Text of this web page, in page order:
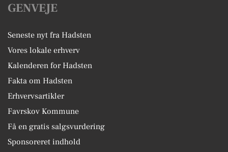
GENVEJE
Seneste nyt fra Hadsten
Vores lokale erhverv
Kalenderen for Hadsten
Fakta om Hadsten
Erhvervsartikler
Favrskov Kommune
Få en gratis salgsvurdering
Sponsoreret indhold